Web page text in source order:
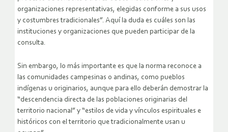
organizaciones representativas, elegidas conforme a sus usos
y costumbres tradicionales”. Aquí la duda es cuáles son las
instituciones y organizaciones que pueden participar de la
consulta.
Sin embargo, lo más importante es que la norma reconoce a
las comunidades campesinas o andinas, como pueblos
indígenas u originarios, aunque para ello deberán demostrar la
“descendencia directa de las poblaciones originarias del
territorio nacional” y “estilos de vida y vínculos espirituales e
históricos con el territorio que tradicionalmente usan u